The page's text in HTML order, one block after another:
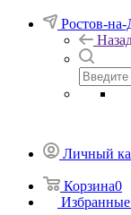
Ростов-
Личный
Корзина0